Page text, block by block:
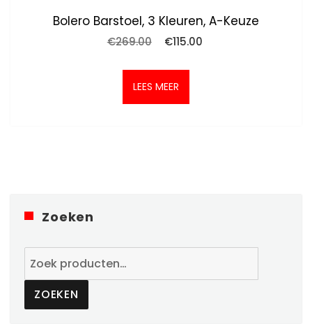
Bolero Barstoel, 3 Kleuren, A-Keuze
€269.00
Oorspronkelijke
was:
€269.00.
€115.00
LEES MEER
Zoeken
naar:
ZOEKEN